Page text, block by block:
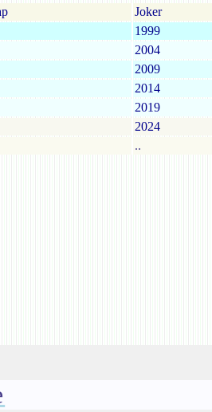
Joker
1999
2004
2009
2014
2019
2024
..